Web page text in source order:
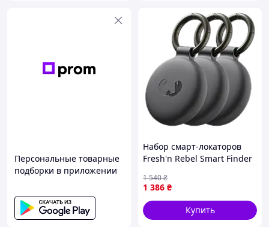
Персональные товарные
подборки в приложении
Набор смарт-локаторов
Fresh'n Rebel Smart Finder
поисковые трекеры
1 386 ₴
1 540₴
Купить